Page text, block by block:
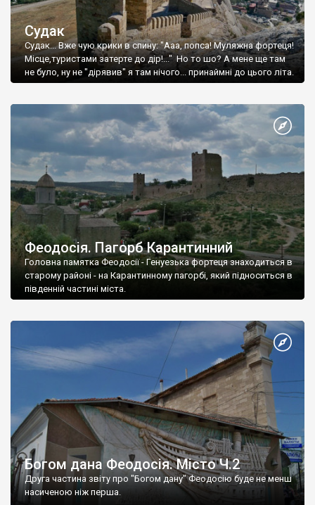
Судак
Судак... Вже чую крики в спину: "Ааа, попса! Муляжна фортеця!
Місце,туристами затерте до дір!..." Но то шо? А мене ще там
не було, ну не "дірявив" я там нічого... принаймні до цього літа.
Феодосія. Пагорб Карантинний
Головна памятка Феодосії - Генуезька фортеця знаходиться в
старому районі - на Карантинному пагорбі, який підноситься в
південній частині міста.
Богом дана Феодосія. Місто Ч.2
Друга частина звіту про "Богом дану" Феодосію буде не менш
насиченою ніж перша.